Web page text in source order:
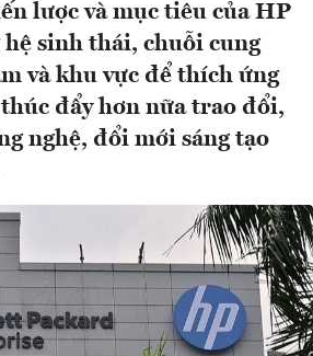
lược và mục tiêu của HP
sinh thái, chuỗi cung
và khu vực để thích ứng
đẩy hơn nữa trao đổi,
nghệ, đổi mới sáng tạo